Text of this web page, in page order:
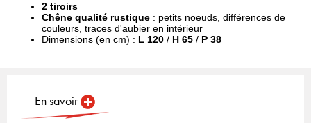
2 tiroirs
Chêne qualité rustique : petits noeuds, différences de
couleurs, traces d'aubier en intérieur
Dimensions (en cm) : L 120 / H 65 / P 38
En savoir